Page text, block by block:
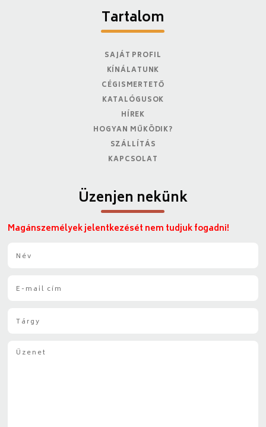
Tartalom
SAJÁT PROFIL
KÍNÁLATUNK
CÉGISMERTETŐ
KATALÓGUSOK
HÍREK
HOGYAN MŰKÖDIK?
SZÁLLÍTÁS
KAPCSOLAT
Üzenjen nekünk
Magánszemélyek jelentkezését nem tudjuk fogadni!